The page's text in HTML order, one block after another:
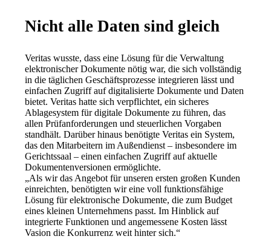
Nicht alle Daten sind gleich
Veritas wusste, dass eine Lösung für die Verwaltung
elektronischer Dokumente nötig war, die sich vollständig
in die täglichen Geschäftsprozesse integrieren lässt und
einfachen Zugriff auf digitalisierte Dokumente und Daten
bietet. Veritas hatte sich verpflichtet, ein sicheres
Ablagesystem für digitale Dokumente zu führen, das
allen Prüfanforderungen und steuerlichen Vorgaben
standhält. Darüber hinaus benötigte Veritas ein System,
das den Mitarbeitern im Außendienst – insbesondere im
Gerichtssaal – einen einfachen Zugriff auf aktuelle
Dokumentenversionen ermöglichte.
„Als wir das Angebot für unseren ersten großen Kunden
einreichten, benötigten wir eine voll funktionsfähige
Lösung für elektronische Dokumente, die zum Budget
eines kleinen Unternehmens passt. Im Hinblick auf
integrierte Funktionen und angemessene Kosten lässt
Vasion die Konkurrenz weit hinter sich.“